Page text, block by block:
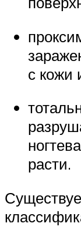
с кожи
расти.